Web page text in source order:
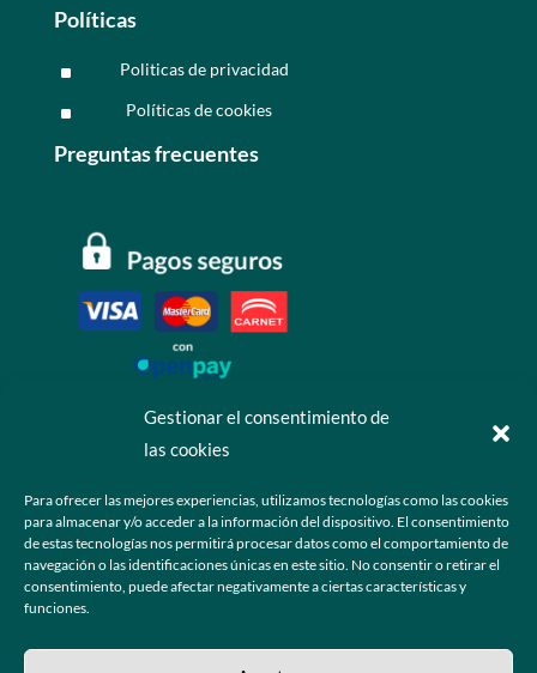
Gestionar el consentimiento de
las cookies
Para ofrecer las mejores experiencias, utilizamos tecnologías como las cookies
para almacenar y/o acceder a la información del dispositivo. El consentimiento
de estas tecnologías nos permitirá procesar datos como el comportamiento de
navegación o las identificaciones únicas en este sitio. No consentir o retirar el
consentimiento, puede afectar negativamente a ciertas características y
funciones.
Políticas
^ Politicas de privacidad
^ Políticas de cookies
Preguntas frecuentes
 +52 55 6173 7725 (Ventas)
 hola@grupo-omk.com
© 2025 Grupo OMK – Todos los derechos reservados